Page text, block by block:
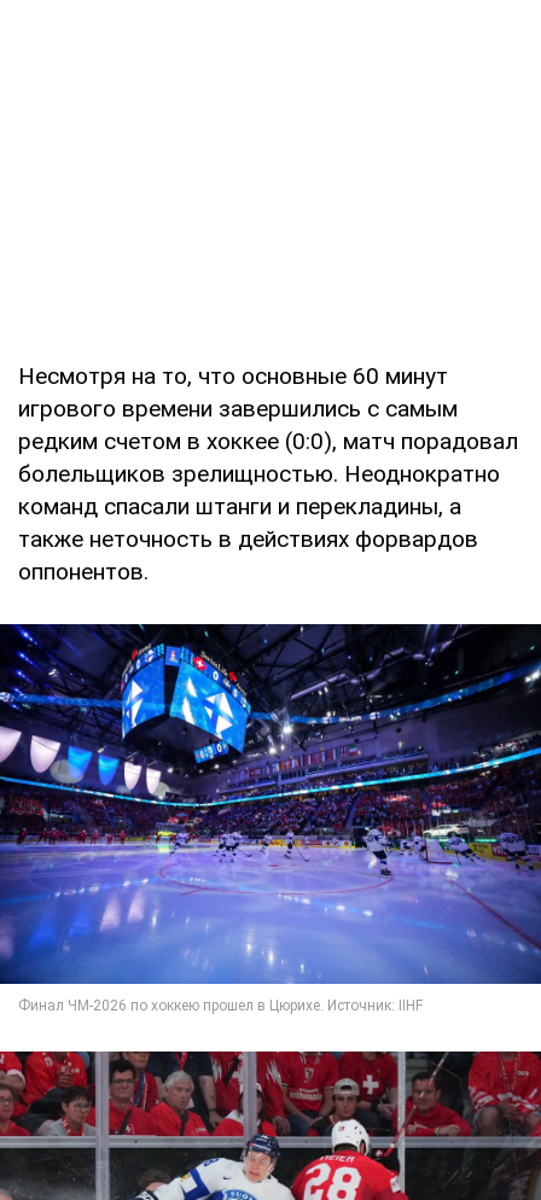
Несмотря на то, что основные 60 минут
игрового времени завершились с самым
редким счетом в хоккее (0:0), матч порадовал
болельщиков зрелищностью. Неоднократно
команд спасали штанги и перекладины, а
также неточность в действиях форвардов
оппонентов.